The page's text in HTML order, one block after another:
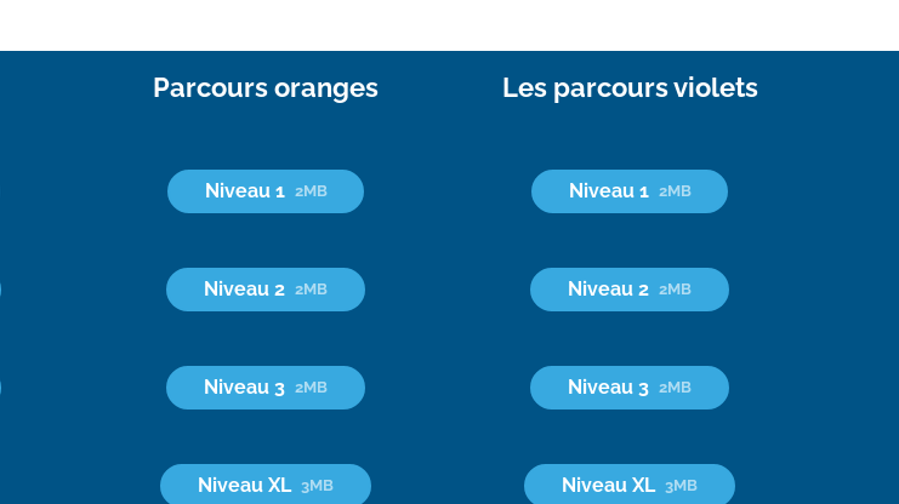
Parcours oranges Les parcours violets
Niveau 1 2MB Niveau 1 2MB
Niveau 2 2MB Niveau 2 2MB
Niveau 3 2MB Niveau 3 2MB
Niveau XL 3MB Niveau XL 3MB